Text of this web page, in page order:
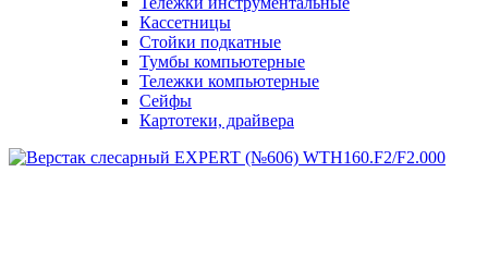
Кассетницы
Стойки подкатные
Тумбы компьютерные
Тележки компьютерные
Сейфы
Картотеки, драйвера